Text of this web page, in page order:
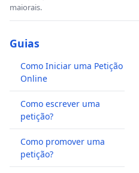
maiorais.
Guias
Como Iniciar uma Petição
Online
Como escrever uma
petição?
Como promover uma
petição?